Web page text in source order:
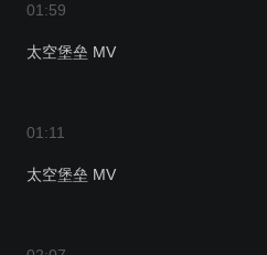
01:59
太空堡垒 MV
01:11
太空堡垒 MV